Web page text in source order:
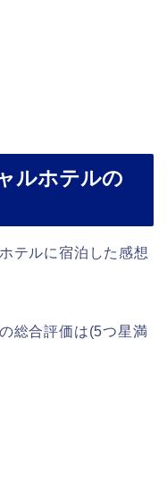
ルホテルの
テルに宿泊した感想
総合評価は(5つ星満